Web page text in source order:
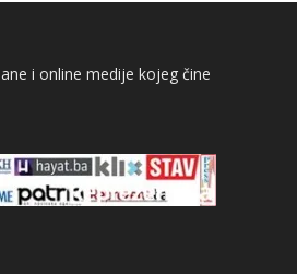
i online medije kojeg čine